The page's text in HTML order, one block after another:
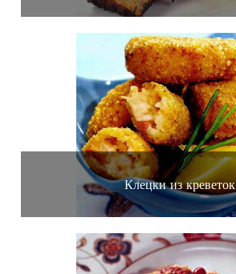
Клецки из креветок